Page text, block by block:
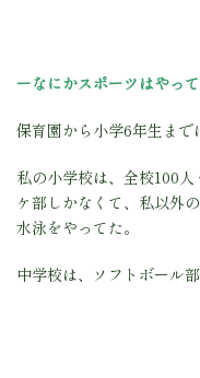
ーなにかスポーツはやっ
保育園から小学6年生まで
私の小学校は、全校100
ケ部しかなくて、私以外
水泳をやってた。
中学校は、ソフトボール